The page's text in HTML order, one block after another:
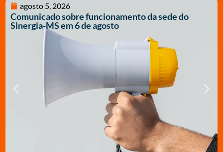
agosto 5, 2026
Comunicado sobre funcionamento da sede do
Sinergia-MS em 6 de agosto